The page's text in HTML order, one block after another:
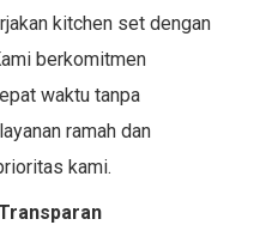
kitchen set dengan
berkomitmen
waktu tanpa
ramah dan
kami.